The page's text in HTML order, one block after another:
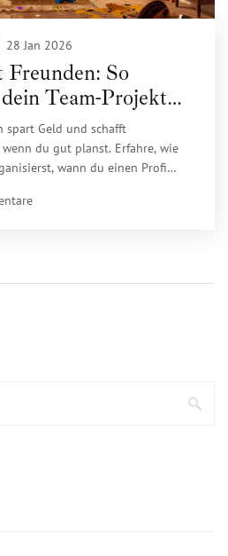
28 Jan 2026
Freunden: So
Team-Projekt
spart Geld und schafft
du gut planst. Erfahre, wie
wann du einen Profi